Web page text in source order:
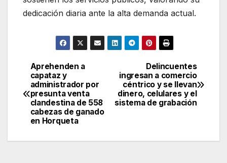
dedicación diaria ante la alta demanda actual.
Navegación
de
entradas
Delincuentes
ingresan a comercio
céntrico y se llevan
dinero, celulares y el
sistema de grabación
Aprehenden a
capataz y
administrador por
presunta venta
clandestina de 558
cabezas de ganado
en Horqueta